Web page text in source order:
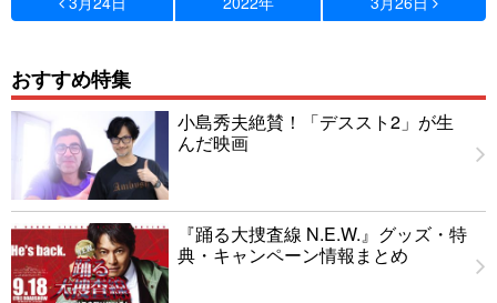
おすすめ特集
小島秀夫絶賛！「デススト2」が生
んだ映画
『踊る大捜査線 N.E.W.』グッズ・特
典・キャンペーン情報まとめ